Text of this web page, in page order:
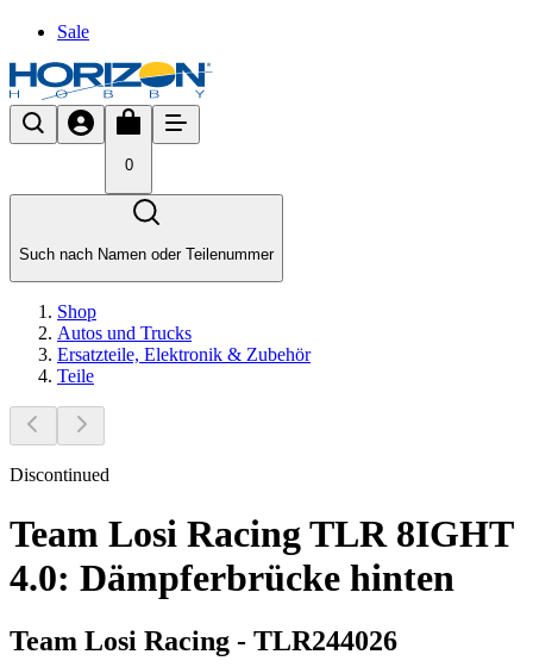
Sale
0
Such nach Namen oder Teilenummer
Shop
Autos und Trucks
Ersatzteile, Elektronik & Zubehör
Teile
Discontinued
Team Losi Racing TLR 8IGHT
4.0: Dämpferbrücke hinten
Team Losi Racing - TLR244026